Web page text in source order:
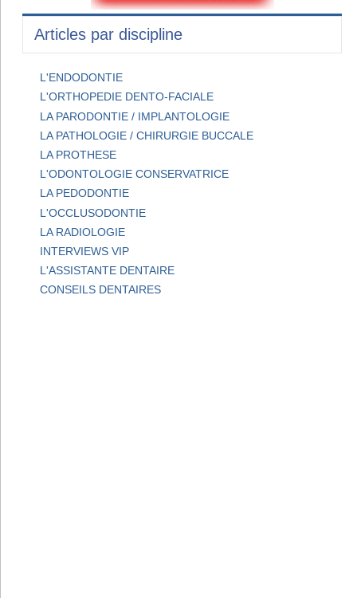
Articles par discipline
L'ENDODONTIE
L'ORTHOPEDIE DENTO-FACIALE
LA PARODONTIE / IMPLANTOLOGIE
LA PATHOLOGIE / CHIRURGIE BUCCALE
LA PROTHESE
L'ODONTOLOGIE CONSERVATRICE
LA PEDODONTIE
L'OCCLUSODONTIE
LA RADIOLOGIE
INTERVIEWS VIP
L'ASSISTANTE DENTAIRE
CONSEILS DENTAIRES